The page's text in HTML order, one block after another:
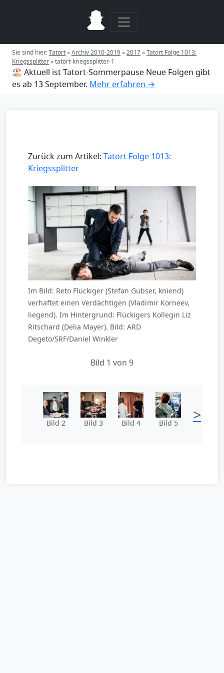
Sie sind hier:Tatort»Archiv 2010-2019»2017»Tatort Folge 1013:
Kriegssplitter»tatort-kriegssplitter-1
🏖️ Aktuell ist Tatort-Sommerpause Neue Folgen gibt
es ab 13 September. Mehr erfahren →
Zurück zum Artikel: Tatort Folge 1013:
Kriegssplitter
Im Bild: Reto Flückiger (Stefan Gubser, kniend)
verhaftet einen Verdächtigen (Vladimir Korneev,
liegend). Im Hintergrund: Flückigers Kollegin Liz
Ritschard (Delia Mayer). Bild: ARD
Degeto/SRF/Daniel Winkler
Bild 1 von 9
Bild 2 Bild 3 Bild 4 Bild 5 >